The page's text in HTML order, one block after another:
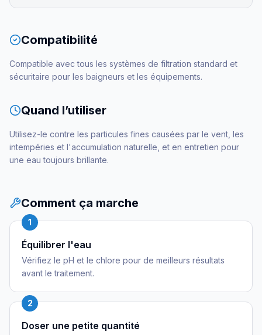
Compatibilité
Compatible avec tous les systèmes de filtration standard et
sécuritaire pour les baigneurs et les équipements.
Quand l’utiliser
Utilisez-le contre les particules fines causées par le vent, les
intempéries et l'accumulation naturelle, et en entretien pour
une eau toujours brillante.
Comment ça marche
1
Équilibrer l'eau
Vérifiez le pH et le chlore pour de meilleurs résultats
avant le traitement.
2
Doser une petite quantité